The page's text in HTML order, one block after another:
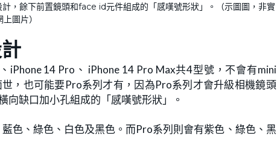
，餘下前置鏡頭和face id元件組成的「感嘆號形狀」。（示圖圖，非實
圖片）
iPhone 14 Pro、 iPhone 14 Pro Max共4型號，不會有mini
，也可能要Pro系列才有，因為Pro系列才會升級相機鏡頭
缺口加小孔組成的「感嘆號形狀」。
色、綠色、白色及黑色。而Pro系列則會有紫色、綠色、黑